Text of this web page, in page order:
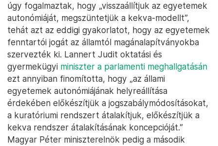
úgy fogalmaztak, hogy „visszaállítjuk az egyetemek
autonómiáját, megszüntetjük a kekva-modellt”,
tehát azt az eddigi gyakorlatot, hogy az egyetemek
fenntartói jogát az államtól magánalapítványokba
szervezték ki. Lannert Judit oktatási és
gyermekügyi miniszter a parlamenti meghallgatásán
ezt annyiban finomította, hogy „az állami
egyetemek autonómiájának helyreállítása
érdekében előkészítjük a jogszabálymódosításokat,
a kuratóriumi rendszert átalakítjuk, előkészítjük a
kekva rendszer átalakításának koncepcióját.”
Magyar Péter miniszterelnök pedig a második